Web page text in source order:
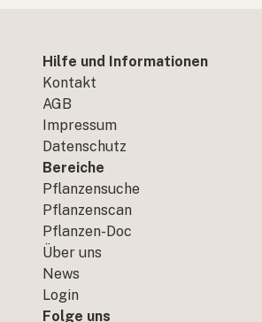
Hilfe und Informationen
Kontakt
AGB
Impressum
Datenschutz
Bereiche
Pflanzensuche
Pflanzenscan
Pflanzen-Doc
Über uns
News
Login
Folge uns